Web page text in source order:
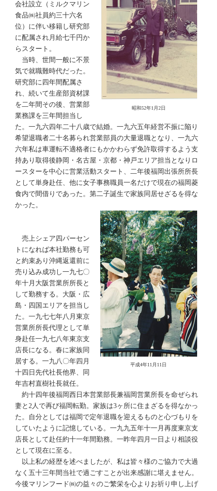
昭和52年1月2日
会社設立（ミルクマリン
食品㈱社員約三十六名
位）に伴い移籍し研究部
に配属され月給七千円か
らスタート。
当時、世間一般に不景
気で就職難時代だった。
研究部に四年間配属さ
れ、続いて生産部資材課
を二年間その後、営業部
業務課を三年間担当し
た。一九六四年二十八歳で結婚。一九六五年経営不振に陥り
希望退職者二十名募られ営業部員の大量退職となり、一九六
六年私は車運転不適格者にもかかわらず免許取得するよう支
持あり取得後静岡・名古屋・京都・神戸エリア担当となりロ
ースターを中心に営業活動スタート、二年後福岡出張所所長
として単身赴任、他に女子事務職員一名だけで現在の福岡菱
食内で間借りであった。第二子誕生で家族同居せざるを得な
かった。
平成4年11月11日
売上シェア四パーセン
トになれば本社勤務も可
と約束あり沖縄返還前に
売り込み成功し一九七〇
年十月大阪営業所所長と
して勤務する。大阪・広
島・四国エリアを担当し
た。一九七七年八月東京
営業所所長代理として単
身赴任一九七八年東京支
店長になる。春に家族同
居する。一九八〇年四月
十四日先代社長他界、同
年吉村直樹社長就任。
約十四年後福岡西日本営業部長兼福岡営業所長を命ぜられ
妻と2人で再び福岡転勤。家族は3ヶ所に住まざるを得なかっ
た。自分としては福岡で定年退職を迎えるものと心づもりを
していたように記憶している。一九九五年十一月再度東京支
店長として赴任約十一年間勤務。一昨年四月一日より相談役
として現在に至る。
以上私の経歴を述べましたが、私は皆々様のご協力で大過
なく五十三年間当社で過ごすことが出来感謝に堪えません。
今後マリンフード㈱の益々のご繁栄を心よりお祈り申し上げ